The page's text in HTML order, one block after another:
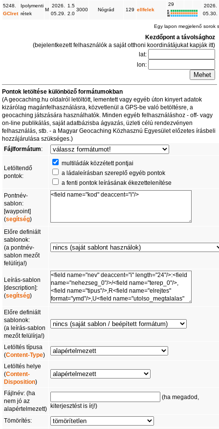
5248.
GCIret
Ipolymenti
rétek
M
2026.
05.29.
1.5
2.0
3000 Nógrád 129 ellfelek
29
2026.
05.30.
K
R
W
Egy lapon megjelenő sorok
Kezdőpont a távolsághoz
(bejelentkezett felhasználók a saját otthoni koordinátájukat kapják itt)
lat:
lon:
Pontok letöltése különböző formátumokban
(A geocaching.hu oldalról letöltött, lementett vagy egyéb úton kinyert adatok
kizárólag magánfelhasználásra, közvetlenül a GPS-be való betöltésre, a
geocaching játszására használhatók. Minden egyéb felhasználáshoz - off- vagy
on-line publikálás, saját adatbázisba ágyazás, üzleti célú rendezvényen
felhasználás, stb. - a Magyar Geocaching Közhasznú Egyesület előzetes írásbeli
hozzájárulása szükséges.)
Fájlformátum:
Letöltendő
pontok:
multiládák közzétett pontjai
a ládaleírásban szereplő egyéb pontok
a fenti pontok leírásának ékezettelenítése
Pontnév-
sablon:
[waypoint]
(segítség)
Előre definiált
sablonok:
(a pontnév-
sablon mezőt
felülírja!)
Leírás-sablon
[description]:
(segítség)
Előre definiált
sablonok:
(a leírás-sablon
mezőt felülírja!)
Letöltés típusa
(Content-Type)
Letöltés helye
(Content-
Disposition)
Fájlnév: (ha
nem jó az
alapértelmezett)
(ha megadod,
kiterjesztést is írj!)
Tömörítés: